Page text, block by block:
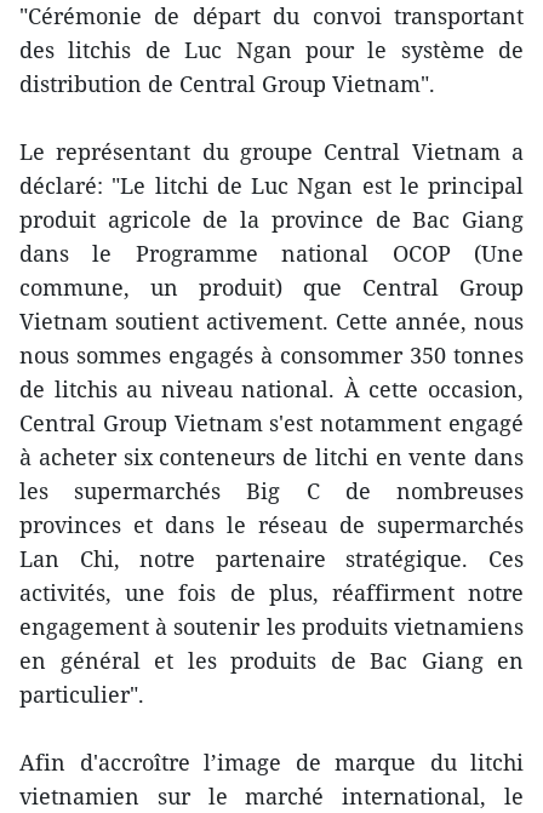
"Cérémonie de départ du convoi transportant
des litchis de Luc Ngan pour le système de
distribution de Central Group Vietnam".
Le représentant du groupe Central Vietnam a
déclaré: "Le litchi de Luc Ngan est le principal
produit agricole de la province de Bac Giang
dans le Programme national OCOP (Une
commune, un produit) que Central Group
Vietnam soutient activement. Cette année, nous
nous sommes engagés à consommer 350 tonnes
de litchis au niveau national. À cette occasion,
Central Group Vietnam s'est notamment engagé
à acheter six conteneurs de litchi en vente dans
les supermarchés Big C de nombreuses
provinces et dans le réseau de supermarchés
Lan Chi, notre partenaire stratégique. Ces
activités, une fois de plus, réaffirment notre
engagement à soutenir les produits vietnamiens
en général et les produits de Bac Giang en
particulier".
Afin d'accroître l’image de marque du litchi
vietnamien sur le marché international, le